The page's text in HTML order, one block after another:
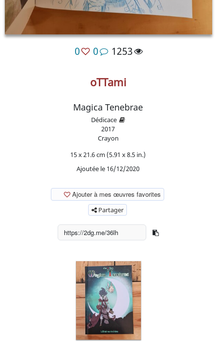
0 0 1253
oTTami
Magica Tenebrae
Dédicace
2017
Crayon
15 x 21.6 cm (5.91 x 8.5 in.)
Ajoutée le 16/12/2020
Ajouter à mes œuvres favorites
Partager